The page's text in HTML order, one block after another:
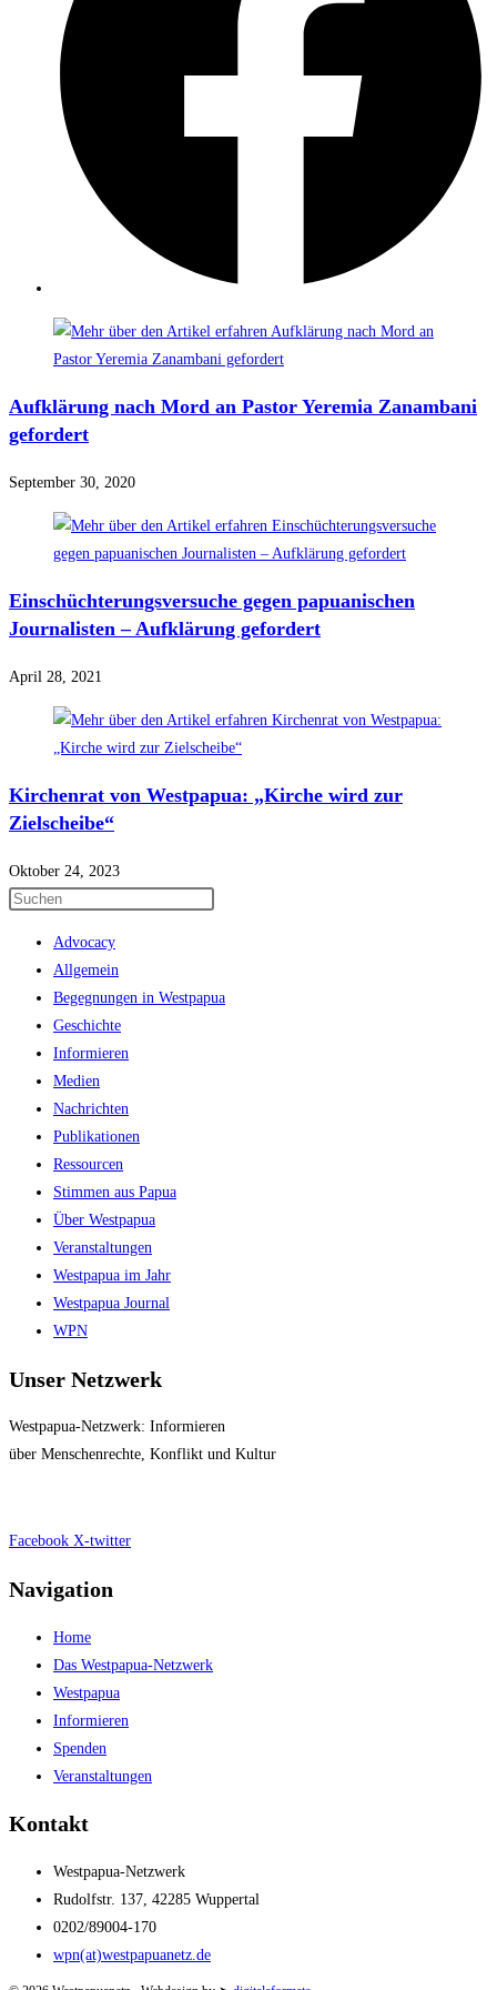
Aufklärung nach Mord an Pastor Yeremia Zanambani
gefordert
September 30, 2020
Einschüchterungsversuche gegen papuanischen
Journalisten – Aufklärung gefordert
April 28, 2021
Kirchenrat von Westpapua: „Kirche wird zur
Zielscheibe“
Oktober 24, 2023
the
Advocacy
Allgemein
Begegnungen in Westpapua
Geschichte
Informieren
Medien
Nachrichten
Publikationen
Ressourcen
Stimmen aus Papua
Über Westpapua
Veranstaltungen
Westpapua im Jahr
Westpapua Journal
WPN
Unser Netzwerk
Westpapua-Netzwerk: Informieren
über Menschenrechte, Konflikt und Kultur
Facebook X-twitter
Navigation
Home
Das Westpapua-Netzwerk
Westpapua
Informieren
Spenden
Veranstaltungen
Kontakt
Westpapua-Netzwerk
Rudolfstr. 137, 42285 Wuppertal
0202/89004-170
wpn(at)westpapuanetz.de